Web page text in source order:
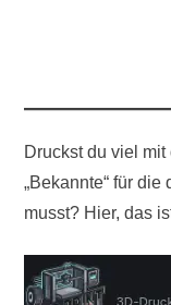
Druckst du viel
„Bekannte“ für
musst? Hier, das